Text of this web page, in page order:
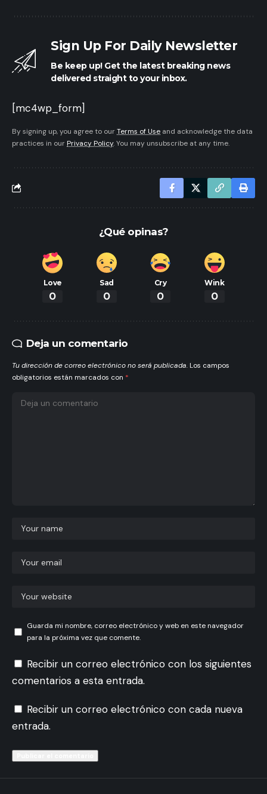
Sign Up For Daily Newsletter
Be keep up! Get the latest breaking news
delivered straight to your inbox.
[mc4wp_form]
By signing up, you agree to ourTerms of Use and acknowledge the data
practices in our Privacy Policy. You may unsubscribe at any time.
¿Qué opinas?
Love
0
Sad
0
Cry
0
Wink
0
Deja un comentario
Tu dirección de correo electrónico no será publicada. Los campos
obligatorios están marcados con *
Guarda mi nombre, correo electrónico y web en este navegador
para la próxima vez que comente.
Recibir un correo electrónico con los siguientes
comentarios a esta entrada.
Recibir un correo electrónico con cada nueva
entrada.